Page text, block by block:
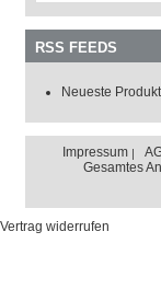
RSS FEEDS
Neueste
Impressum
Gesamtes
Vertrag widerrufen